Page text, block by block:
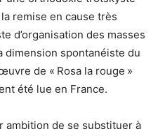
remise en cause très
d’organisation des masses
dimension spontanéiste du
de « Rosa la rouge »
été lue en France.
ambition de se substituer à